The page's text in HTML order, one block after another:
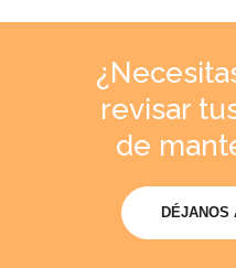
revisar
de
DÉJANOS